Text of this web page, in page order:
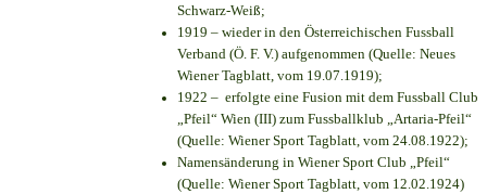
Schwarz-Weiß;
1919 – wieder in den Österreichischen Fussball
Verband (Ö. F. V.) aufgenommen (Quelle: Neues
Wiener Tagblatt, vom 19.07.1919);
1922 – erfolgte eine Fusion mit dem Fussball Club
„Pfeil“ Wien (III) zum Fussballklub „Artaria-Pfeil“
(Quelle: Wiener Sport Tagblatt, vom 24.08.1922);
Namensänderung in Wiener Sport Club „Pfeil“
(Quelle: Wiener Sport Tagblatt, vom 12.02.1924)